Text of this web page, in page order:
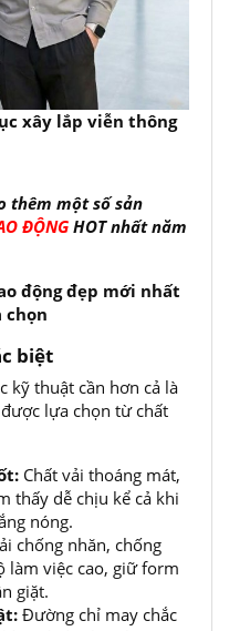
xây lắp viễn thông
thêm một số sản
ĐỘNGHOT nhất năm
động đẹp mới nhất
chọn
biệt
kỹ thuật cần hơn cả là
lựa chọn từ chất
Chất vải thoáng mát,
thấy dễ chịu kể cả khi
nóng.
chống nhăn, chống
làm việc cao, giữ form
giặt.
Đường chỉ may chắc